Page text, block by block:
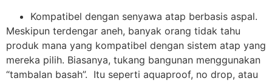
Kompatibel dengan senyawa atap berbasis aspal.
Meskipun terdengar aneh, banyak orang tidak tahu
produk mana yang kompatibel dengan sistem atap yang
mereka pilih. Biasanya, tukang bangunan menggunakan
“tambalan basah”. Itu seperti aquaproof, no drop, atau